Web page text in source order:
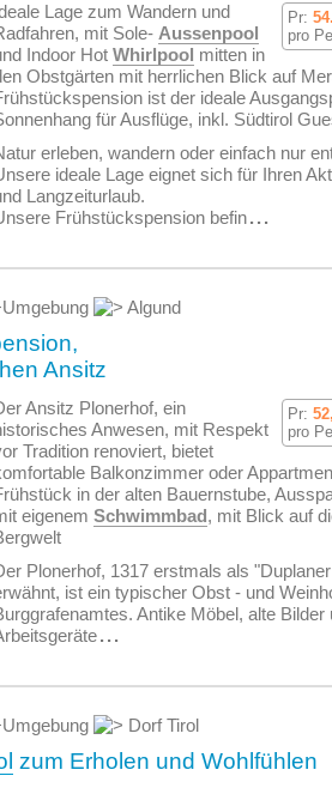
Pr:
pro
Lage zum Wandern und
mit Sole- Aussenpool
Indoor Hot Whirlpool mitten in
Obstgärten mit herrlichen Blick auf
ist der ideale
für Ausflüge, inkl. Südtirol
erleben, wandern oder einfach nur
ideale Lage eignet sich für Ihren
Langzeiturlaub.
Frühstückspension befin...
Algund
Ansitz
Pr:
pro
Ansitz Plonerhof, ein
Anwesen, mit Respekt
Tradition renoviert, bietet
Balkonzimmer oder
in der alten Bauernstube,
eigenem Schwimmbad, mit Blick auf
Plonerhof, 1317 erstmals als
ist ein typischer Obst - und
Antike Möbel, alte Bilder
...
Dorf Tirol
zum Erholen und Wohlfühlen